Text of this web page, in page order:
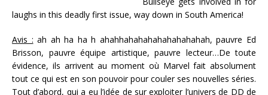
laughs in this deadly first issue, way down in South America!
Avis : ah ah ha ha h ahahhahahahahahahahahah, pauvre Ed
Brisson, pauvre équipe artistique, pauvre lecteur…De toute
évidence, ils arrivent au moment où Marvel fait absolument
tout ce qui est en son pouvoir pour couler ses nouvelles séries.
Tout d’abord, qui a eu l’idée de sur exploiter l’univers de DD de